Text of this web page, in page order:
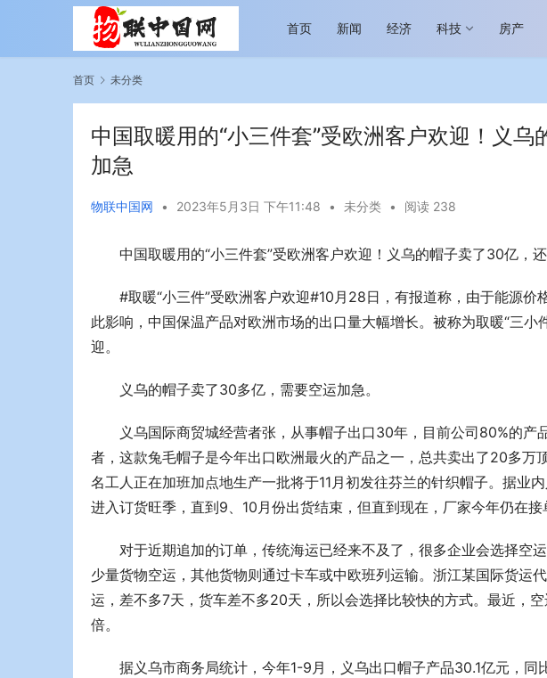
首页 新闻 经济 科技 房产
首页 未分类
中国取暖用的“小三件套”受欧洲客户欢迎！义
加急
物联中国网 • 2023年5月3日 下午11:48 • 未分类 • 阅读 238
中国取暖用的“小三件套”受欧洲客户欢迎！义乌的帽子卖了30亿，
#取暖“小三件”受欧洲客户欢迎#10月28日，有报道称，由于能源价
此影响，中国保温产品对欧洲市场的出口量大幅增长。被称为取暖“三小
迎。
义乌的帽子卖了30多亿，需要空运加急。
义乌国际商贸城经营者张，从事帽子出口30年，目前公司80%的产
者，这款兔毛帽子是今年出口欧洲最火的产品之一，总共卖出了20多万
名工人正在加班加点地生产一批将于11月初发往芬兰的针织帽子。据业
进入订货旺季，直到9、10月份出货结束，但直到现在，厂家今年仍在接
对于近期追加的订单，传统海运已经来不及了，很多企业会选择空
少量货物空运，其他货物则通过卡车或中欧班列运输。浙江某国际货运
运，差不多7天，货车差不多20天，所以会选择比较快的方式。最近，
倍。
据义乌市商务局统计，今年1-9月，义乌出口帽子产品30.1亿元，同
行展现蓬勃生机